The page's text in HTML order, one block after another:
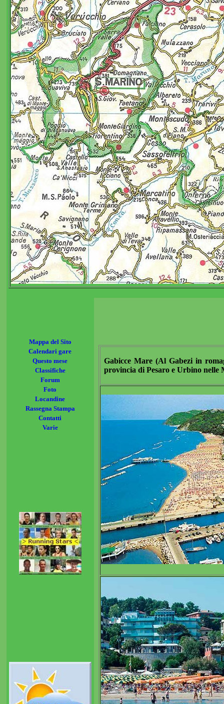
Mappa del Sito
Calendari gare
Questo mese
Classifiche
Forum
Foto
Locandine
Rassegna Stampa
Contatti
Varie
Gabicce Mare (Al Gabezi in
provincia di Pesaro e Urbino nelle